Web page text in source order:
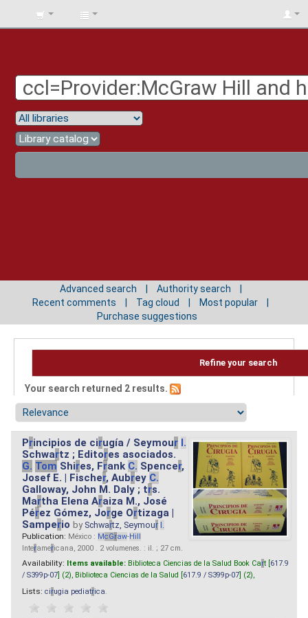
BIBLIOTECA
Advanced search
Authority search
Recent comments
Tag cloud
Most popular
Purchase suggestions
Refine your search
Your search returned 2 results.
Principios de cirugía / Seymour I.
Schwartz ; Editores asociados.
G. Tom Shires, Frank C. Spencer,
Josef E. | Fischer, Aubrey C.
Galloway, John M. Daly ; trs.
Martha Elena Araiza M., José
Pérez Gómez, Jorge Ortizaga |
Samperio by Schwartz, Seymour I.
Publication: México : McGraw-Hill
Interamericana, 2000 . 2 volumenes. : il. ; 27 cm.
Availability: Items available: Biblioteca Ciencias de la Salud Book Cart [ 617.9
/ S399p-07 ] (2), Biblioteca Ciencias de la Salud [ 617.9 / S399p-07 ] (2),
Lists: cirugia pediatrica